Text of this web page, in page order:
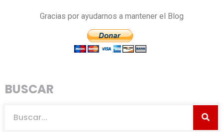
Gracias por ayudarnos a mantener el Blog
BUSCAR